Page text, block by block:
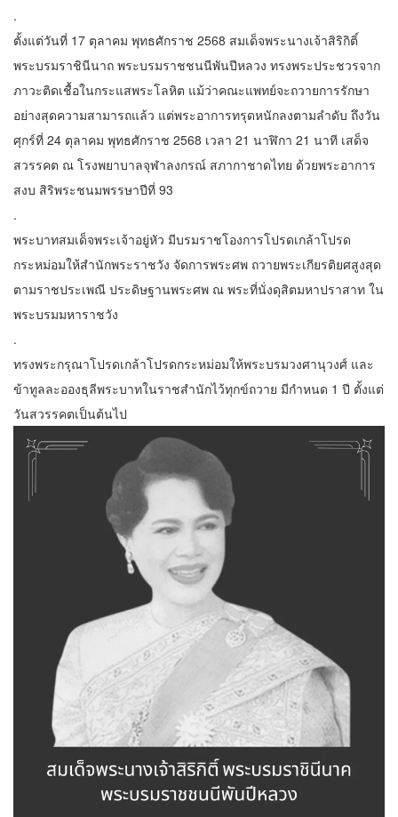
.
ตั้งแต่วันที่ 17 ตุลาคม พุทธศักราช 2568 สมเด็จพระนางเจ้าสิริกิติ์
พระบรมราชินีนาถ พระบรมราชชนนีพันปีหลวง ทรงพระประชวรจาก
ภาวะติดเชื้อในกระแสพระโลหิต แม้ว่าคณะแพทย์จะถวายการรักษา
อย่างสุดความสามารถแล้ว แต่พระอาการทรุดหนักลงตามลำดับ ถึงวัน
ศุกร์ที่ 24 ตุลาคม พุทธศักราช 2568 เวลา 21 นาฬิกา 21 นาที เสด็จ
สวรรคต ณ โรงพยาบาลจุฬาลงกรณ์ สภากาชาดไทย ด้วยพระอาการ
สงบ สิริพระชนมพรรษาปีที่ 93
.
​พระบาทสมเด็จพระเจ้าอยู่หัว มีบรมราชโองการโปรดเกล้าโปรด
กระหม่อมให้สำนักพระราชวัง จัดการพระศพ ถวายพระเกียรติยศสูงสุด
ตามราชประเพณี ประดิษฐานพระศพ ณ พระที่นั่งดุสิตมหาปราสาท ใน
พระบรมมหาราชวัง
.
ทรงพระกรุณาโปรดเกล้าโปรดกระหม่อมให้พระบรมวงศานุวงศ์ และ
ข้าทูลละอองธุลีพระบาทในราชสำนักไว้ทุกข์ถวาย มีกำหนด 1 ปี ตั้งแต่
วันสวรรคตเป็นต้นไป